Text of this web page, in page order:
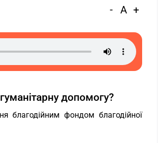
- A +
допомогу?
благодійним фондом благодійної